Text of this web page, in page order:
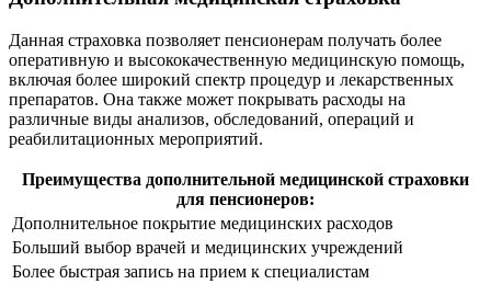
Данная страховка позволяет пенсионерам получать более
оперативную и высококачественную медицинскую помощь,
включая более широкий спектр процедур и лекарственных
препаратов. Она также может покрывать расходы на
различные виды анализов, обследований, операций и
реабилитационных мероприятий.
Преимущества дополнительной медицинской страховки
для пенсионеров:
Дополнительное покрытие медицинских расходов
Больший выбор врачей и медицинских учреждений
Более быстрая запись на прием к специалистам